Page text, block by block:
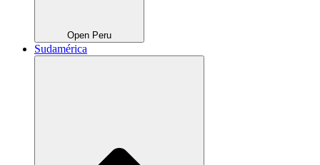
Open Peru
Sudamérica